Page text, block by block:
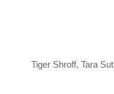
Tiger Shroff, Tara